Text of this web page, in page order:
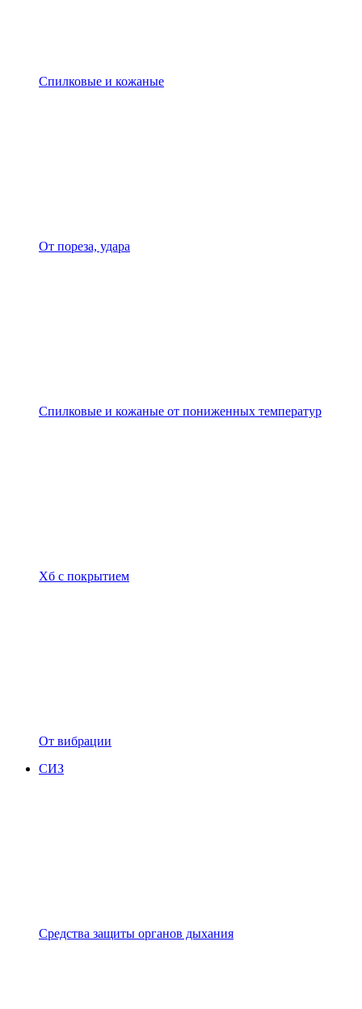
Спилковые и кожаные
От пореза, удара
Спилковые и кожаные от пониженных температур
Хб с покрытием
От вибрации
СИЗ
Средства защиты органов дыхания